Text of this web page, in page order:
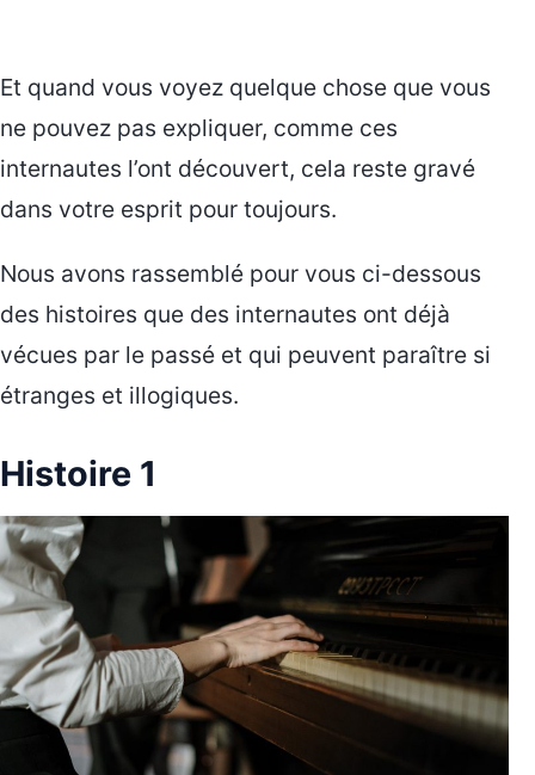
Et quand vous voyez quelque chose que vous
ne pouvez pas expliquer, comme ces
internautes l’ont découvert, cela reste gravé
dans votre esprit pour toujours.
Nous avons rassemblé pour vous ci-dessous
des histoires que des internautes ont déjà
vécues par le passé et qui peuvent paraître si
étranges et illogiques.
Histoire 1